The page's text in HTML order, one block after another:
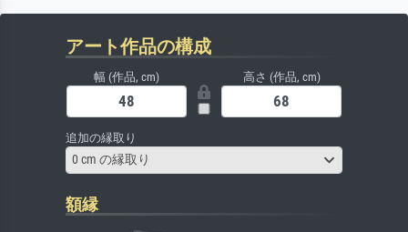
アート作品の構成
幅 (作品, cm) 高さ (作品, cm)
追加の縁取り
0 cm の縁取り
額縁